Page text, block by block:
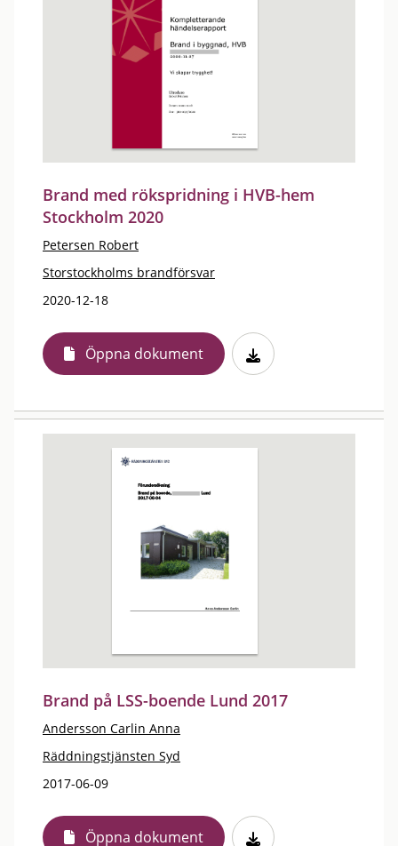
Brand med rökspridning i HVB-hem
Stockholm 2020
Petersen Robert
Storstockholms brandförsvar
2020-12-18
Öppna dokument
Brand på LSS-boende Lund 2017
Andersson Carlin Anna
Räddningstjänsten Syd
2017-06-09
Öppna dokument